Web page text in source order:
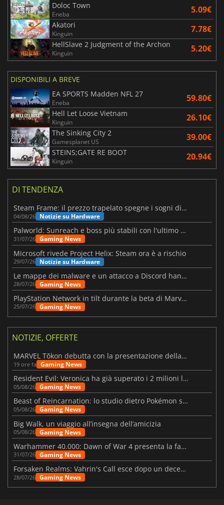
Doloc Town
Eneba 5.09€
Akatori
Kinguin 7.78€
HellSlave 2 Judgment of the Archon
Kinguin 5.20€
DISPONIBILI A BREVE
EA SPORTS Madden NFL 27
Eneba 59.80€
Hell Let Loose Vietnam
Kinguin 26.10€
The Sinking City 2
Gamesplanet US 39.00€
STEINS;GATE RE BOOT
Kinguin 20.94€
DI TENDENZA
Steam Frame: il prezzo trapelato spegne i sogni di un VR economico
04/08/26 Notizie su Hardware
Palworld: Sunreach e boss più stabili con l'ultimo update
31/07/26 Gaming News
Microsoft rivede Project Helix: Steam ora è a rischio
29/07/26 Notizie su Hardware
Le mappe dei malware e un attacco a Discord hanno colpito Meccha Chameleon
28/07/26 Gaming News
PlayStation Network in tilt durante la beta di Marvel Tōkon
25/07/26 Gaming News
NOTIZIE, OFFERTE
MARVEL Tōkon debutta con la presentazione della roadmap per il primo anno
19 ore fa Gaming News
Resident Evil: Veronica ha già superato i 2 milioni liste dei desideri
05/08/26 Gaming News
Beast of Reincarnation: lo studio dietro Pokémon su una nuova strada
05/08/26 Gaming News
Big Walk, un viaggio all’insegna dell’amicizia
05/08/26 Gaming News
Warhammer 40.000: Dawn of War 4 presenta la fazione dei Necron
31/07/26 Gaming News
Forsaken Realms: Vahrin's Call esce dopo un decennio di sviluppo
28/07/26 Gaming News